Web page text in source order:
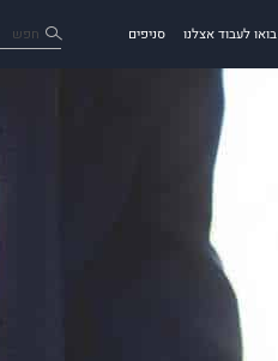
בואו לעבוד אצלנו סניפים חפש